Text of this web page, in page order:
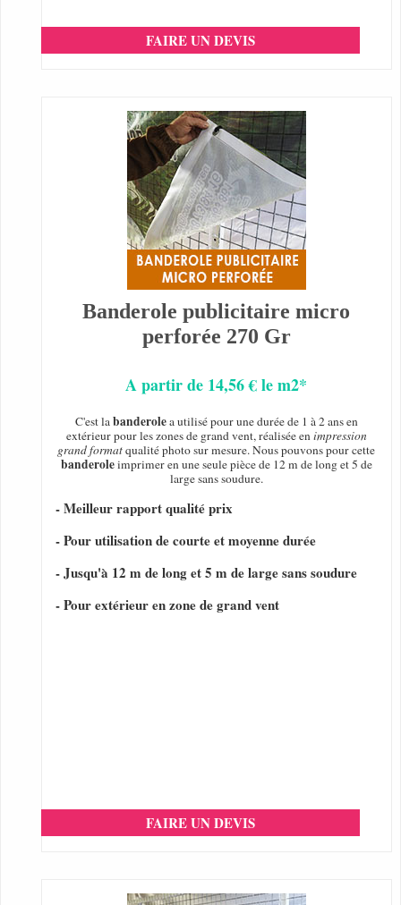
FAIRE UN DEVIS
Banderole publicitaire micro
perforée 270 Gr
A partir de 14,56 € le m2*
C'est labanderolea utilisé pour une durée de 1 à 2 ans en
extérieur pour les zones de grand vent, réalisée enimpression
grand formatqualité photo sur mesure. Nous pouvons pour cette
banderoleimprimer en une seule pièce de 12 m de long et 5 de
large sans soudure.
- Meilleur rapport qualité prix
- Pour utilisation de courte et moyenne durée
- Jusqu'à 12 m de long et 5 m de large sans soudure
- Pour extérieur en zone de grand vent
FAIRE UN DEVIS